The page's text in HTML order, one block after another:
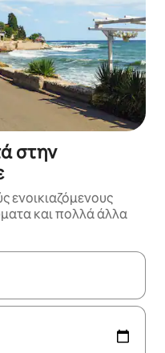
στην
ενοικιαζόμενους
και πολλά άλλα
μπορείτε να